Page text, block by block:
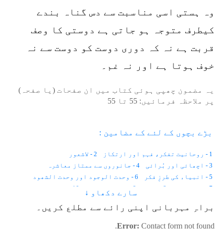
وہ ہستی اسی مناسبت سے دس گناہ بندے
کیطرف متوجہ ہو جاتی ہے دوستی کا وصف
قربت ہے نہ کہ دوری دوست کو دوست سے نہ
خوف ہوتا ہے اور نہ غم۔
یہ مضمون چھپی ہوئی کتاب میں ان صفحات (یا صفحہ)
پر ملاحظہ فرمائیں: 55 تا 55
بڑے بچوں کے لئے کے مضامین :
1 - روحانیت تفکر، فہم اور ارتکاز
2 - لاشعور
3 - اچھائی اور بُرائی
4 - جانوروں سے ممتاز معاشرہ
5 - انبیاء کی طرزِ فکر
6 - وحدت الوجود اور وحدت الشھود
7 - اختیارات
8 - نائب 9 - نفس کی پہچان
10 - ذات کی اصل کیا ہے
13 - انسان ممتاز کیسے ؟
14 - فکر انسانی
سارے دکھاو ↓
براہِ مہربانی اپنی رائے سے مطلع کریں۔
Error: Contact form not found.